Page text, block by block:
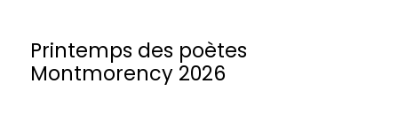
Printemps des poètes
Montmorency 2026